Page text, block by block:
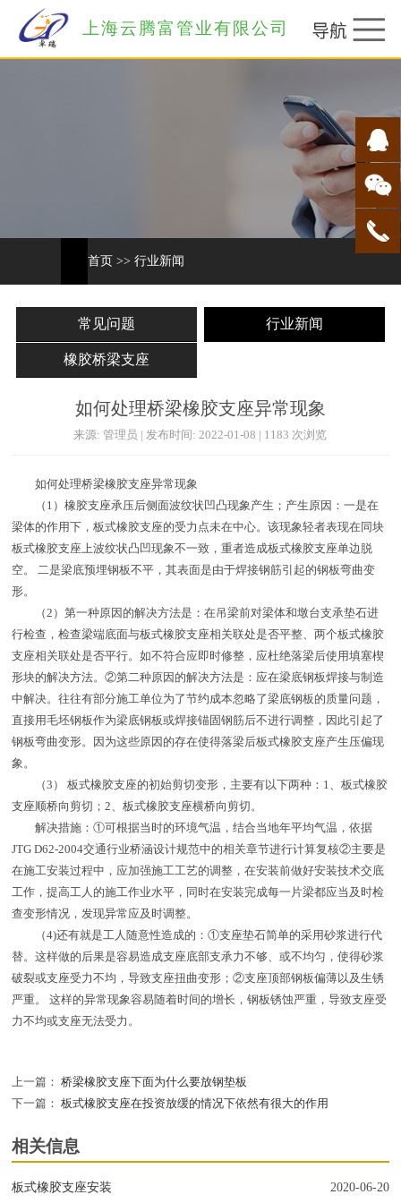
上海云腾富管业有限公司
首页 >> 行业新闻
常见问题 行业新闻
橡胶桥梁支座
如何处理桥梁橡胶支座异常现象
来源: 管理员 | 发布时间: 2022-01-08 | 1183 次浏览
如何处理桥梁橡胶支座异常现象
（1）橡胶支座承压后侧面波纹状凹凸现象产生；产生原因：一是在
梁体的作用下，板式橡胶支座的受力点未在中心。该现象轻者表现在同块
板式橡胶支座上波纹状凸凹现象不一致，重者造成板式橡胶支座单边脱
空。 二是梁底预埋钢板不平，其表面是由于焊接钢筋引起的钢板弯曲变
形。
（2）第一种原因的解决方法是：在吊梁前对梁体和墩台支承垫石进
行检查，检查梁端底面与板式橡胶支座相关联处是否平整、两个板式橡胶
支座相关联处是否平行。如不符合应即时修整，应杜绝落梁后使用填塞楔
形块的解决方法。②第二种原因的解决方法是：应在梁底钢板焊接与制造
中解决。往往有部分施工单位为了节约成本忽略了梁底钢板的质量问题，
直接用毛坯钢板作为梁底钢板或焊接锚固钢筋后不进行调整，因此引起了
钢板弯曲变形。因为这些原因的存在使得落梁后板式橡胶支座产生压偏现
象。
（3） 板式橡胶支座的初始剪切变形，主要有以下两种：1、板式橡胶
支座顺桥向剪切；2、板式橡胶支座横桥向剪切。
解决措施：①可根据当时的环境气温，结合当地年平均气温，依据
JTG D62-2004交通行业桥涵设计规范中的相关章节进行计算复核②主要是
在施工安装过程中，应加强施工工艺的调整，在安装前做好安装技术交底
工作，提高工人的施工作业水平，同时在安装完成每一片梁都应当及时检
查变形情况，发现异常应及时调整。
（4)还有就是工人随意性造成的：①支座垫石简单的采用砂浆进行代
替。这样做的后果是容易造成支座底部支承力不够、或不均匀，使得砂浆
破裂或支座受力不均，导致支座扭曲变形；②支座顶部钢板偏薄以及生锈
严重。 这样的异常现象容易随着时间的增长，钢板锈蚀严重，导致支座受
力不均或支座无法受力。
上一篇： 桥梁橡胶支座下面为什么要放钢垫板
下一篇： 板式橡胶支座在投资放缓的情况下依然有很大的作用
相关信息
2020-06-20
板式橡胶支座安装